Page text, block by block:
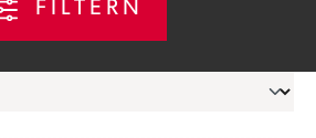
FILTERN